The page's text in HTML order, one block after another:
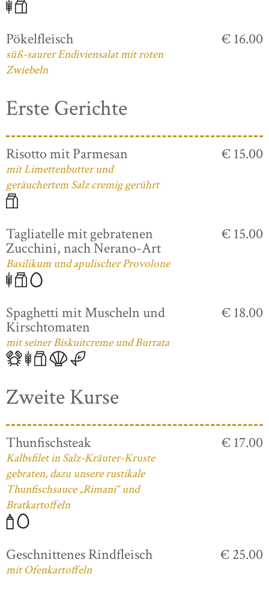
Pökelfleisch
süß-saurer Endiviensalat mit roten
Zwiebeln
€ 16.00
Erste Gerichte
Risotto mit Parmesan
mit Limettenbutter und
geräuchertem Salz cremig gerührt
€ 15.00
Tagliatelle mit gebratenen
Zucchini, nach Nerano-Art
Basilikum und apulischer Provolone
€ 15.00
Spaghetti mit Muscheln und
Kirschtomaten
mit seiner Biskuitcreme und Burrata
€ 18.00
Zweite Kurse
Thunfischsteak
Kalbsfilet in Salz-Kräuter-Kruste
gebraten, dazu unsere rustikale
Thunfischsauce „Rimani“ und
Bratkartoffeln
€ 17.00
Geschnittenes Rindfleisch
mit Ofenkartoffeln
€ 25.00